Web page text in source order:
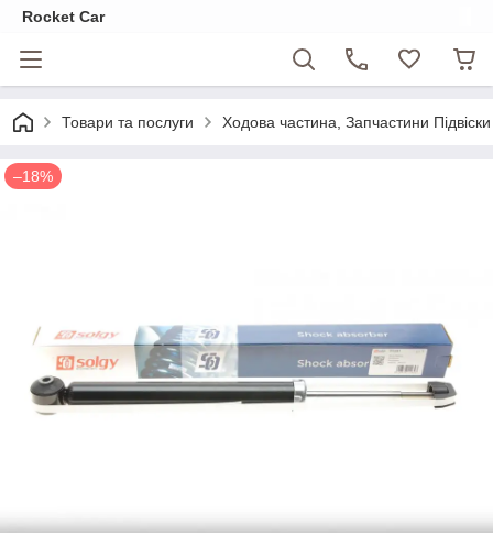
Rocket Car
Товари та послуги Ходова частина, Запчастини
–18%